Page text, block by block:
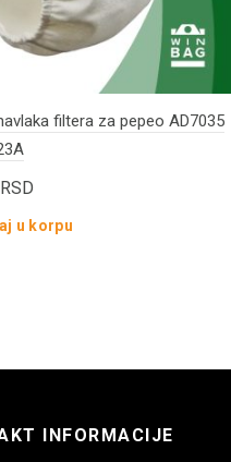
filtera za pepeo AD7035
RSD
u korpu
INFORMACIJE